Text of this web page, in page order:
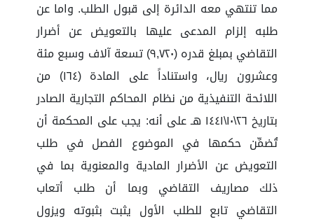
مما تنتهي معه الدائرة إلى قبول الطلب. واما عن
طلبه إلزام المدعى عليها بالتعويض عن أضرار
التقاضي بمبلغ قدره (٩,٧٢٠) تسعة آلاف وسبع مئة
وعشرون ريال، واستناداً على المادة (١٦٤) من
اللائحة التنفيذية من نظام المحاكم التجارية الصادر
بتاريخ ٢٦\١٠\١٤٤١ هـ على أنه: يجب على المحكمة أن
تُضمِّن حكمها في الموضوع الفصل في طلب
التعويض عن الأضرار المادية والمعنوية بما في
ذلك مصاريف التقاضي وبما أن طلب أتعاب
التقاضي تابع للطلب الأول يثبت بثبوته ويزول